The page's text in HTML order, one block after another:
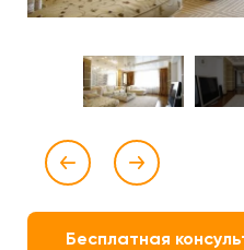
Бесплатная